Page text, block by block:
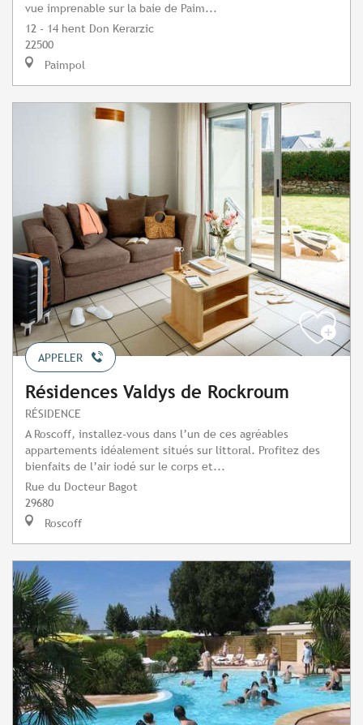
vue imprenable sur la baie de Paim...
12 - 14 hent Don Kerarzic
22500
Paimpol
APPELER
Résidences Valdys de Rockroum
RÉSIDENCE
A Roscoff, installez-vous dans l’un de ces agréables
appartements idéalement situés sur littoral. Profitez des
bienfaits de l’air iodé sur le corps et...
Rue du Docteur Bagot
29680
Roscoff